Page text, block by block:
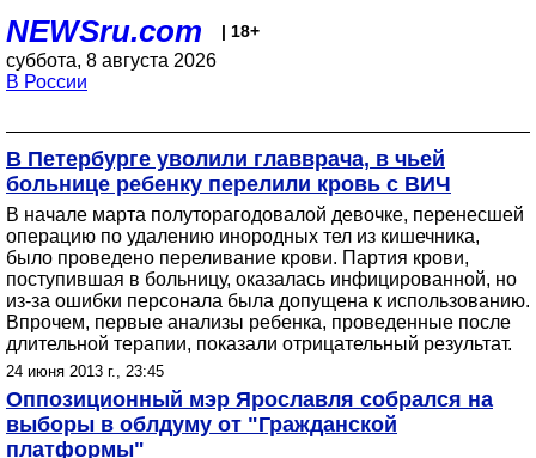
NEWSru.com | 18+
суббота, 8 августа 2026
В России
В Петербурге уволили главврача, в чьей
больнице ребенку перелили кровь с ВИЧ
В начале марта полуторагодовалой девочке, перенесшей
операцию по удалению инородных тел из кишечника,
было проведено переливание крови. Партия крови,
поступившая в больницу, оказалась инфицированной, но
из-за ошибки персонала была допущена к использованию.
Впрочем, первые анализы ребенка, проведенные после
длительной терапии, показали отрицательный результат.
24 июня 2013 г., 23:45
Оппозиционный мэр Ярославля собрался на
выборы в облдуму от "Гражданской
платформы"